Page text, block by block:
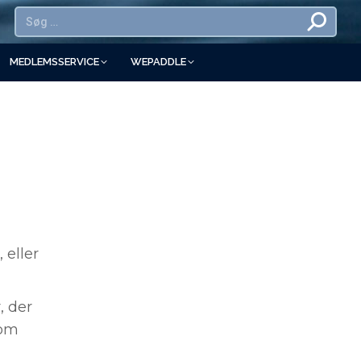
MEDLEMSSERVICE WEPADDLE
eller
der